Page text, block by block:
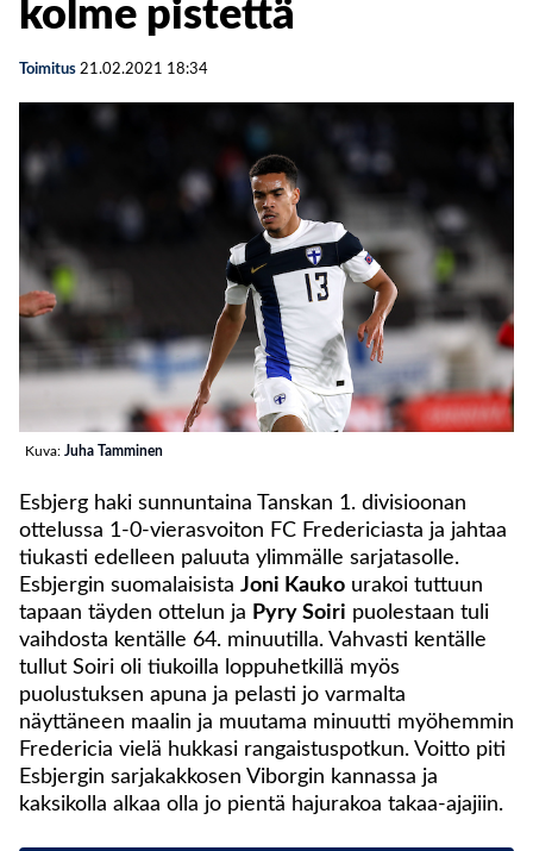
kolme pistettä
Toimitus 21.02.2021 18:34
Kuva: Juha Tamminen
Esbjerg haki sunnuntaina Tanskan 1. divisioonan
ottelussa 1-0-vierasvoiton FC Fredericiasta ja jahtaa
tiukasti edelleen paluuta ylimmälle sarjatasolle.
Esbjergin suomalaisista Joni Kauko urakoi tuttuun
tapaan täyden ottelun ja Pyry Soiri puolestaan tuli
vaihdosta kentälle 64. minuutilla. Vahvasti kentälle
tullut Soiri oli tiukoilla loppuhetkillä myös
puolustuksen apuna ja pelasti jo varmalta
näyttäneen maalin ja muutama minuutti myöhemmin
Fredericia vielä hukkasi rangaistuspotkun. Voitto piti
Esbjergin sarjakakkosen Viborgin kannassa ja
kaksikolla alkaa olla jo pientä hajurakoa takaa-ajajiin.